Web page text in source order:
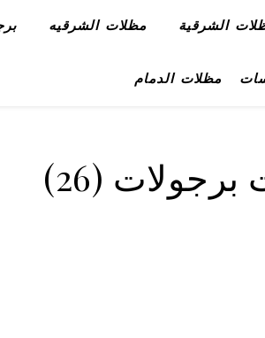
الشرقية مظلات الشرقيه
مظلات الدمام
(26)